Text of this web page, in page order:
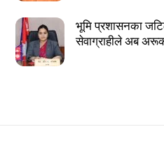
भूमि प्रशासनका
सेवाग्राहीले अब